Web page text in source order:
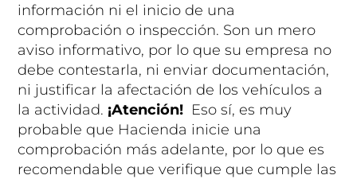
información ni el inicio de una
comprobación o inspección. Son un mero
aviso informativo, por lo que su empresa no
debe contestarla, ni enviar documentación,
ni justificar la afectación de los vehículos a
la actividad. ¡Atención! Eso sí, es muy
probable que Hacienda inicie una
comprobación más adelante, por lo que es
recomendable que verifique que cumple las